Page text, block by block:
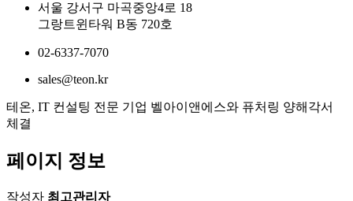
서울 강서구 마곡중앙4로 18
그랑트윈타워 B동 720호
02-6337-7070
sales@teon.kr
테온, IT 컨설팅 전문 기업 벨아이앤에스와 퓨처링 양해각서
체결
페이지 정보
작성자 최고관리자